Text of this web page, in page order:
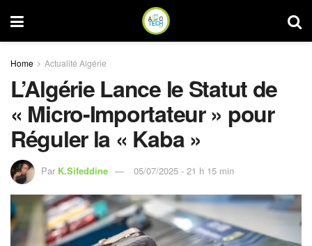
Home Actualité Algérie
L’Algérie Lance le Statut de
« Micro-Importateur » pour
Réguler la « Kaba »
Par K.Sifeddine 05/07/2025 - 21 h 15 min